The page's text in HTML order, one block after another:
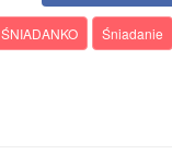
ŚNIADANKO Śniadanie